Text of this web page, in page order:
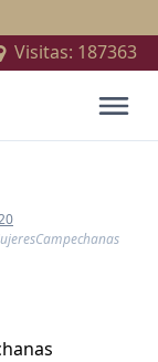
Visitas: 187363